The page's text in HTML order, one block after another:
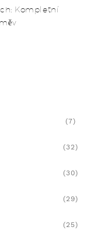
Kompletní
(7)
(32)
(30)
(29)
(25)